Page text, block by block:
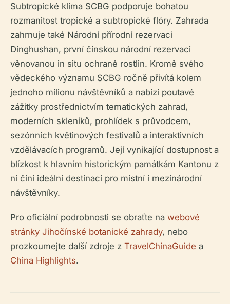
Subtropické klima SCBG podporuje bohatou
rozmanitost tropické a subtropické flóry. Zahrada
zahrnuje také Národní přírodní rezervaci
Dinghushan, první čínskou národní rezervaci
věnovanou in situ ochraně rostlin. Kromě svého
vědeckého významu SCBG ročně přivítá kolem
jednoho milionu návštěvníků a nabízí poutavé
zážitky prostřednictvím tematických zahrad,
moderních skleníků, prohlídek s průvodcem,
sezónních květinových festivalů a interaktivních
vzdělávacích programů. Její vynikající dostupnost a
blízkost k hlavním historickým památkám Kantonu z
ní činí ideální destinaci pro místní i mezinárodní
návštěvníky.
Pro oficiální podrobnosti se obraťte na webové
stránky Jihočínské botanické zahrady, nebo
prozkoumejte další zdroje z TravelChinaGuide a
China Highlights.